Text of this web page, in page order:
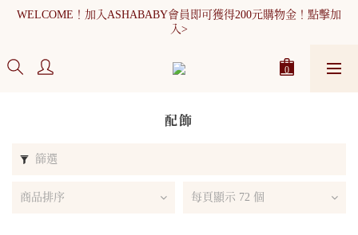
WELCOME！加入ASHABABY會員即可獲得200元購物金！點擊加
入>
WELCOME！加入ASHABABY會員即可獲得200元購物金！點擊加
入>
全館消費滿900元免運
入>
配飾
篩選
商品排序 每頁顯示 72 個